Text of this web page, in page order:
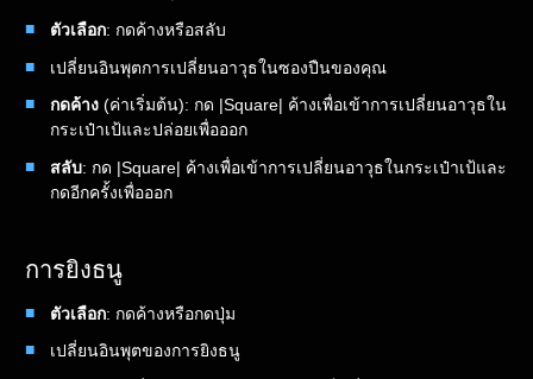
ตัวเลือก: กดค้างหรือสลับ
เปลี่ยนอินพุตการเปลี่ยนอาวุธในซองปืนของคุณ
กดค้าง (ค่าเริ่มต้น): กด |Square| ค้างเพื่อเข้าการเปลี่ยนอาวุธใน
กระเป๋าเป้และปล่อยเพื่อออก
สลับ: กด |Square| ค้างเพื่อเข้าการเปลี่ยนอาวุธในกระเป๋าเป้และ
กดอีกครั้งเพื่อออก
การยิงธนู
ตัวเลือก: กดค้างหรือกดปุ่ม
เปลี่ยนอินพุตของการยิงธนู